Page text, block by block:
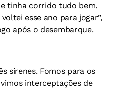
tinha corrido tudo bem.
esse ano para jogar”,
após o desembarque.
sirenes. Fomos para os
interceptações de